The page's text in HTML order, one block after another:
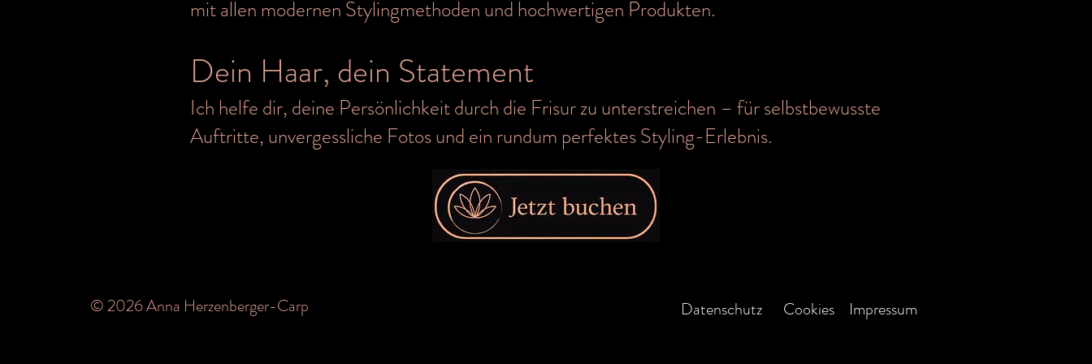
mit allen modernen Stylingmethoden und hochwertigen Produkten.
Dein Haar, dein Statement
Ich helfe dir, deine Persönlichkeit durch die Frisur zu unterstreichen – für selbstbewusste
Auftritte, unvergessliche Fotos und ein rundum perfektes Styling-Erlebnis.
© 2026 Anna Herzenberger-Carp Datenschutz Cookies Impressum